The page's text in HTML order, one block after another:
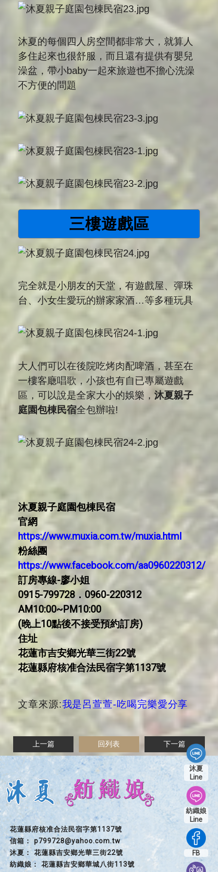
沐夏的每個四人房空間都非常大，就算人
多住起來也很舒服，而且還有提供有嬰兒
澡盆，帶小baby一起來旅遊也不擔心洗澡
不方便的問題
三樓遊戲區
完全就是小朋友的天堂，有遊戲屋、彈珠
台、小女生愛玩的辦家家酒…等多種玩具
大人們可以在後院吃烤肉配啤酒，甚至在
一樓客廰唱歌，小孩也有自已專屬遊戲
區，可以說是全家大小的娛樂， 沐夏親子
庭園包棟民宿全包辦啦!
沐夏親子庭園包棟民宿
官網
https://www.muxia.com.tw/muxia.html
粉絲團
https://www.facebook.com/aa0960220312/
訂房專線-廖小姐
0915-799728．0960-220312
AM10:00~PM10:00
(晚上10點後不接受預約訂房)
住址
花蓮市吉安鄉光華三街22號
花蓮縣府核准合法民宿字第1137號
文章來源:我是呂萱萱-吃喝完樂愛分享
上一篇 回列表 下一篇
花蓮縣府核准合法民宿字第1137號
p799728@yahoo.com.tw
花蓮縣吉安鄉光華三街22號
花蓮縣吉安鄉華城八街113號
沐夏
Line
紡織娘
Line
FB